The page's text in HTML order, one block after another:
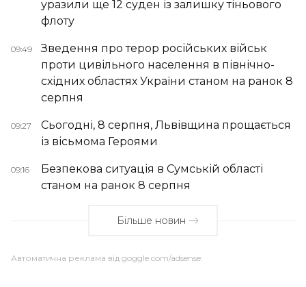
уразили ще 12 суден із залишку тіньового
флоту
09:49
Зведення про терор російських військ
проти цивільного населення в північно-
східних областях України станом на ранок 8
серпня
09:27
Сьогодні, 8 серпня, Львівщина прощається
із вісьмома Героями
09:16
Безпекова ситуація в Сумській області
станом на ранок 8 серпня
Більше новин
Автоматична реклама від goggle.com/adsense: